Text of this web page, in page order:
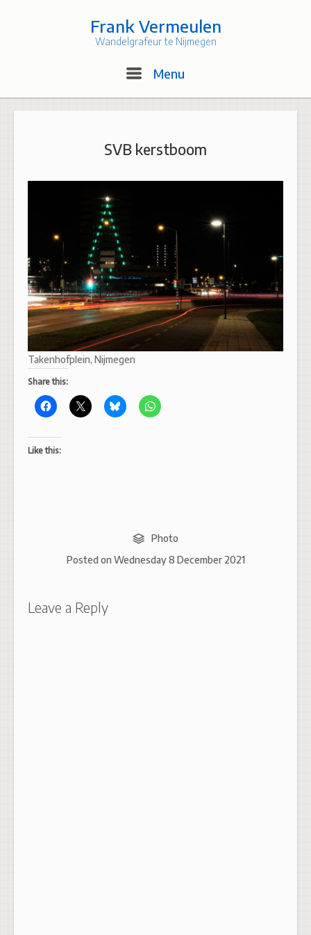
Frank Vermeulen
Wandelgrafeur te Nijmegen
Menu
SVB kerstboom
Takenhofplein, Nijmegen
Share this:
Like this:
Photo
Posted on Wednesday 8 December 2021
Leave a Reply